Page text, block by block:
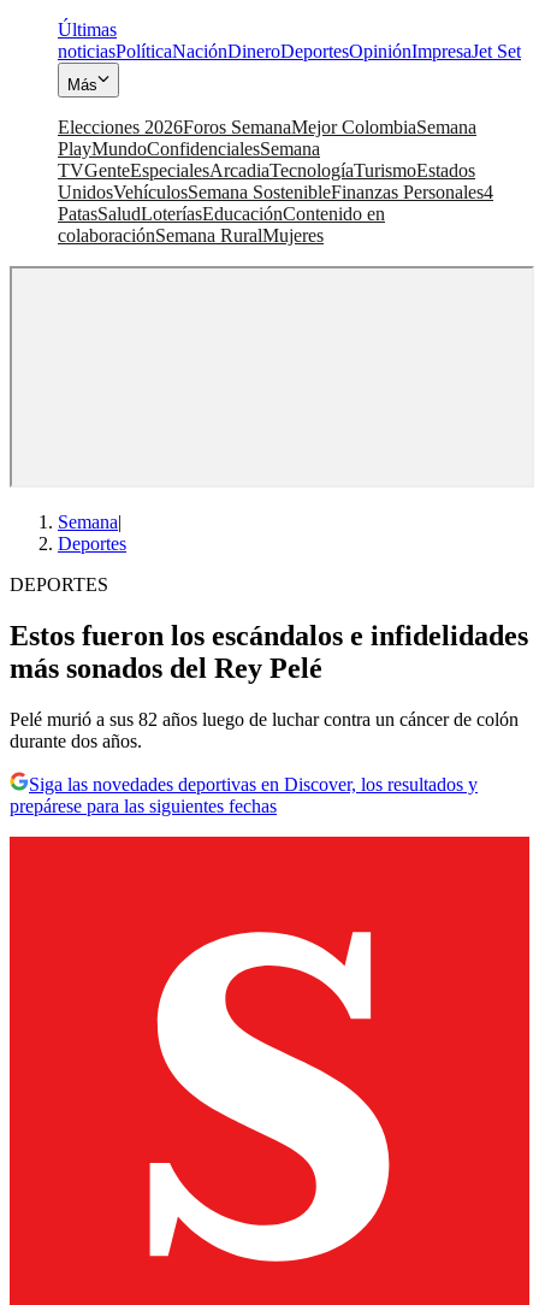
Últimas
noticiasPolíticaNaciónDineroDeportesOpiniónImpresaJet Set
Más
Elecciones 2026Foros SemanaMejor ColombiaSemana
PlayMundoConfidencialesSemana
TVGenteEspecialesArcadiaTecnologíaTurismoEstados
UnidosVehículosSemana SostenibleFinanzas Personales4
PatasSaludLoteríasEducaciónContenido en
colaboraciónSemana RuralMujeres
Semana|
Deportes
DEPORTES
Estos fueron los escándalos e infidelidades
más sonados del Rey Pelé
Pelé murió a sus 82 años luego de luchar contra un cáncer de colón
durante dos años.
Siga las novedades deportivas en Discover, los resultados y
prepárese para las siguientes fechas